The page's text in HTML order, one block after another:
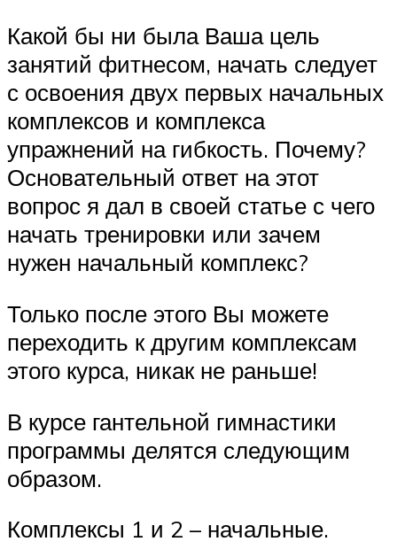
Какой бы ни была Ваша цель
занятий фитнесом, начать следует
с освоения двух первых начальных
комплексов и комплекса
упражнений на гибкость. Почему?
Основательный ответ на этот
вопрос я дал в своей статье с чего
начать тренировки или зачем
нужен начальный комплекс?
Только после этого Вы можете
переходить к другим комплексам
этого курса, никак не раньше!
В курсе гантельной гимнастики
программы делятся следующим
образом.
Комплексы 1 и 2 – начальные.